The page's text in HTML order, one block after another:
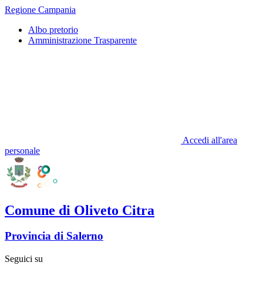
Regione Campania
Albo pretorio
Amministrazione Trasparente
Accedi all'area
personale
Comune di Oliveto Citra
Provincia di Salerno
Seguici su